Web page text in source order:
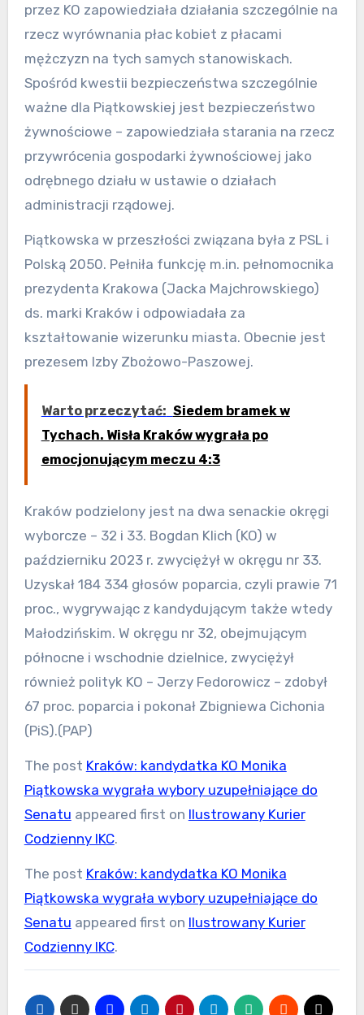
przez KO zapowiedziała działania szczególnie na
rzecz wyrównania płac kobiet z płacami
mężczyzn na tych samych stanowiskach.
Spośród kwestii bezpieczeństwa szczególnie
ważne dla Piątkowskiej jest bezpieczeństwo
żywnościowe – zapowiedziała starania na rzecz
przywrócenia gospodarki żywnościowej jako
odrębnego działu w ustawie o działach
administracji rządowej.
Piątkowska w przeszłości związana była z PSL i
Polską 2050. Pełniła funkcję m.in. pełnomocnika
prezydenta Krakowa (Jacka Majchrowskiego)
ds. marki Kraków i odpowiadała za
kształtowanie wizerunku miasta. Obecnie jest
prezesem Izby Zbożowo-Paszowej.
Warto przeczytać: Siedem bramek w
Tychach. Wisła Kraków wygrała po
emocjonującym meczu 4:3
Kraków podzielony jest na dwa senackie okręgi
wyborcze – 32 i 33. Bogdan Klich (KO) w
październiku 2023 r. zwyciężył w okręgu nr 33.
Uzyskał 184 334 głosów poparcia, czyli prawie 71
proc., wygrywając z kandydującym także wtedy
Małodzińskim. W okręgu nr 32, obejmującym
północne i wschodnie dzielnice, zwyciężył
również polityk KO – Jerzy Fedorowicz – zdobył
67 proc. poparcia i pokonał Zbigniewa Cichonia
(PiS).(PAP)
The post Kraków: kandydatka KO Monika
Piątkowska wygrała wybory uzupełniające do
Senatu appeared first on Ilustrowany Kurier
Codzienny IKC.
The post Kraków: kandydatka KO Monika
Piątkowska wygrała wybory uzupełniające do
Senatu appeared first on Ilustrowany Kurier
Codzienny IKC.